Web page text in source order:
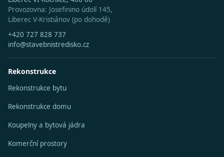
Provozovna: Josefinino údolí 145,
Liberec V-Kristiánov (po dohodě)
+420 727 828 737
info@stavebnistredisko.cz
Rekonstrukce
Rekonstrukce bytu
Rekonstrukce domu
Koupelny a bytová jádra
Komerční prostory